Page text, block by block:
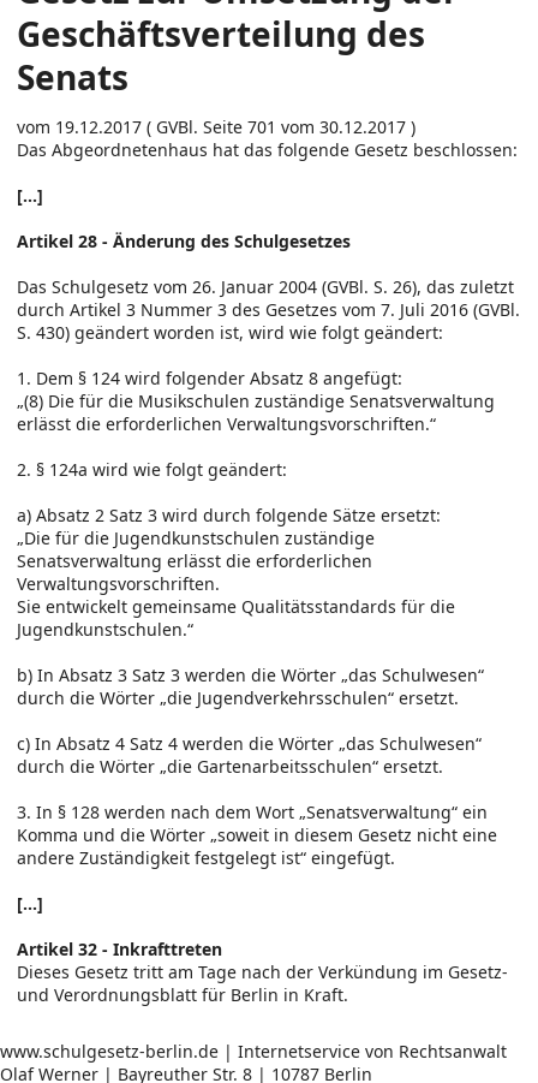
Geschäftsverteilung des
Senats
vom 19.12.2017 ( GVBl. Seite 701 vom 30.12.2017 )
Das Abgeordnetenhaus hat das folgende Gesetz beschlossen:
[...]
Artikel 28 - Änderung des Schulgesetzes
Das Schulgesetz vom 26. Januar 2004 (GVBl. S. 26), das zuletzt
durch Artikel 3 Nummer 3 des Gesetzes vom 7. Juli 2016 (GVBl.
S. 430) geändert worden ist, wird wie folgt geändert:
1. Dem § 124 wird folgender Absatz 8 angefügt:
„(8) Die für die Musikschulen zuständige Senatsverwaltung
erlässt die erforderlichen Verwaltungsvorschriften.“
2. § 124a wird wie folgt geändert:
a) Absatz 2 Satz 3 wird durch folgende Sätze ersetzt:
„Die für die Jugendkunstschulen zuständige
Senatsverwaltung erlässt die erforderlichen
Verwaltungsvorschriften.
Sie entwickelt gemeinsame Qualitätsstandards für die
Jugendkunstschulen.“
b) In Absatz 3 Satz 3 werden die Wörter „das Schulwesen“
durch die Wörter „die Jugendverkehrsschulen“ ersetzt.
c) In Absatz 4 Satz 4 werden die Wörter „das Schulwesen“
durch die Wörter „die Gartenarbeitsschulen“ ersetzt.
3. In § 128 werden nach dem Wort „Senatsverwaltung“ ein
Komma und die Wörter „soweit in diesem Gesetz nicht eine
andere Zuständigkeit festgelegt ist“ eingefügt.
[...]
Artikel 32 - Inkrafttreten
Dieses Gesetz tritt am Tage nach der Verkündung im Gesetz-
und Verordnungsblatt für Berlin in Kraft.
www.schulgesetz-berlin.de | Internetservice von Rechtsanwalt
Olaf Werner | Bayreuther Str. 8 | 10787 Berlin